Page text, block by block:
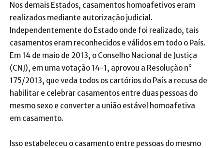
Nos demais Estados, casamentos homoafetivos eram
realizados mediante autorização judicial.
Independentemente do Estado onde foi realizado, tais
casamentos eram reconhecidos e válidos em todo o País.
Em 14 de maio de 2013, o Conselho Nacional de Justiça
(CNJ), em uma votação 14-1, aprovou a Resolução n°
175/2013, que veda todos os cartórios do País a recusa de
habilitar e celebrar casamentos entre duas pessoas do
mesmo sexo e converter a união estável homoafetiva
em casamento.
Isso estabeleceu o casamento entre pessoas do mesmo